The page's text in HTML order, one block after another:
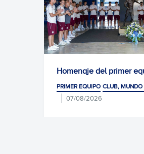
del primer equipo a Dani Jarque
CLUB, MUNDO SOCIAL Y AFICIÓN